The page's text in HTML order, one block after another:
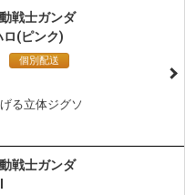
戦士ガンダ
ロ(ピンク)
個別配送
る立体ジグソ
戦士ガンダ